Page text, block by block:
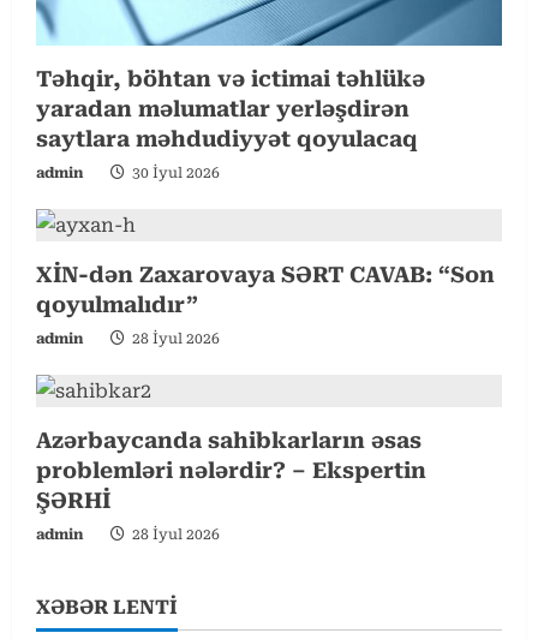
g
Təhqir, böhtan və ictimai təhlükə
yaradan məlumatlar yerləşdirən
saytlara məhdudiyyət qoyulacaq
admin 30 İyul 2026
XİN-dən Zaxarovaya SƏRT CAVAB: “Son
qoyulmalıdır”
admin 28 İyul 2026
Azərbaycanda sahibkarların əsas
problemləri nələrdir? – Ekspertin
ŞƏRHİ
admin 28 İyul 2026
XƏBƏR LENTİ